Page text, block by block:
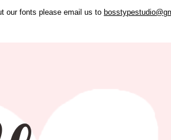
our fonts please email us to